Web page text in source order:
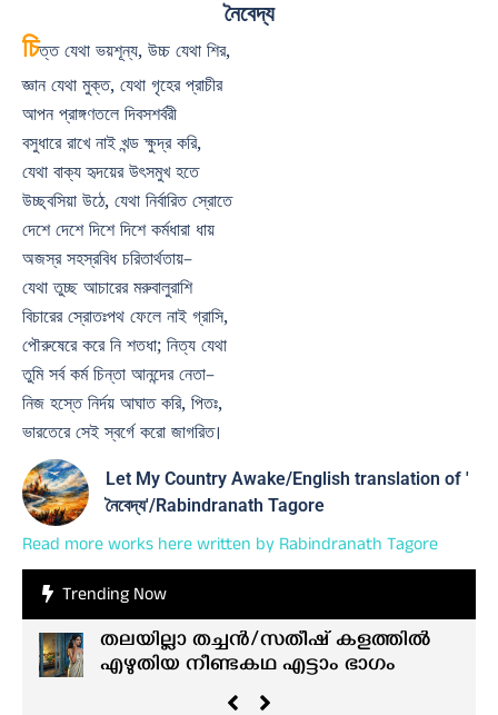
নৈবেদ্য
চিত্ত যেথা ভয়শূন্য, উচ্চ যেথা শির,
জ্ঞান যেথা মুক্ত, যেথা গৃহের প্রাচীর
আপন প্রাঙ্গণতলে দিবসশর্বরী
বসুধারে রাখে নাই খন্ড ক্ষুদ্র করি,
যেথা বাক্য হৃদয়ের উৎসমুখ হতে
উচ্ছ্বসিয়া উঠে, যেথা নির্বারিত স্রোতে
দেশে দেশে দিশে দিশে কর্মধারা ধায়
অজস্র সহস্রবিধ চরিতার্থতায়–
যেথা তুচ্ছ আচারের মরুবালুরাশি
বিচারের স্রোতঃপথ ফেলে নাই গ্রাসি,
পৌরুষেরে করে নি শতধা; নিত্য যেথা
তুমি সর্ব কর্ম চিন্তা আনন্দের নেতা–
নিজ হস্তে নির্দয় আঘাত করি, পিতঃ,
ভারতেরে সেই স্বর্গে করো জাগরিত।
Let My Country Awake/English translation of '
নৈবেদ্য'/Rabindranath Tagore
Read more works here written by Rabindranath Tagore
Trending Now
തലയില്ലാ തച്ചൻ/സതീഷ് കളത്തിൽ
എഴുതിയ നീണ്ടകഥ എട്ടാം ഭാഗം